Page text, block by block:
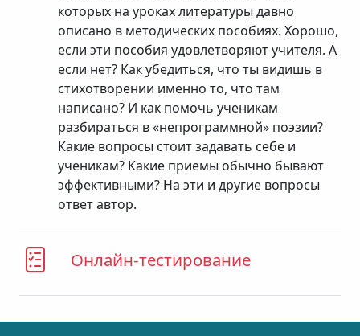
которых на уроках литературы давно
описано в методических пособиях. Хорошо,
если эти пособия удовлетворяют учителя. А
если нет? Как убедиться, что ты видишь в
стихотворении именно то, что там
написано? И как помочь ученикам
разбираться в «непрограммной» поэзии?
Какие вопросы стоит задавать себе и
ученикам? Какие приемы обычно бывают
эффективными? На эти и другие вопросы
ответ автор.
Онлайн-тестирование